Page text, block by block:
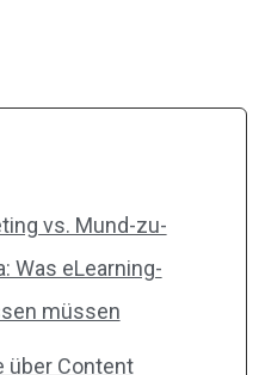
vs. Mund-zu-
Was eLearning-
müssen
über Content